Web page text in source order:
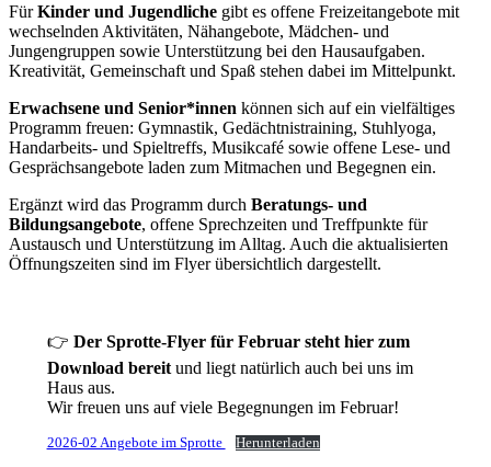
FürKinder und Jugendliche gibt es offene Freizeitangebote mit
wechselnden Aktivitäten, Nähangebote, Mädchen- und
Jungengruppen sowie Unterstützung bei den Hausaufgaben.
Kreativität, Gemeinschaft und Spaß stehen dabei im Mittelpunkt.
Erwachsene und Senior*innen können sich auf ein vielfältiges
Programm freuen: Gymnastik, Gedächtnistraining, Stuhlyoga,
Handarbeits- und Spieltreffs, Musikcafé sowie offene Lese- und
Gesprächsangebote laden zum Mitmachen und Begegnen ein.
Ergänzt wird das Programm durch Beratungs- und
Bildungsangebote, offene Sprechzeiten und Treffpunkte für
Austausch und Unterstützung im Alltag. Auch die aktualisierten
Öffnungszeiten sind im Flyer übersichtlich dargestellt.
👉 Der Sprotte-Flyer für Februar steht hier zum
Download bereitund liegt natürlich auch bei uns im
Haus aus.
Wir freuen uns auf viele Begegnungen im Februar!
2026-02 Angebote im Sprotte Herunterladen